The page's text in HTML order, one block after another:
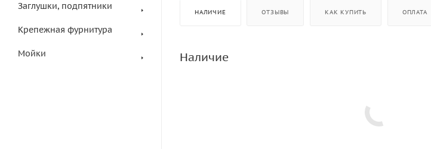
Заглушки, подпятники
Крепежная фурнитура
Мойки
НАЛИЧИЕ ОТЗЫВЫ КАК КУПИТЬ ОПЛАТА
Наличие